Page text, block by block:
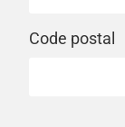
Code postal